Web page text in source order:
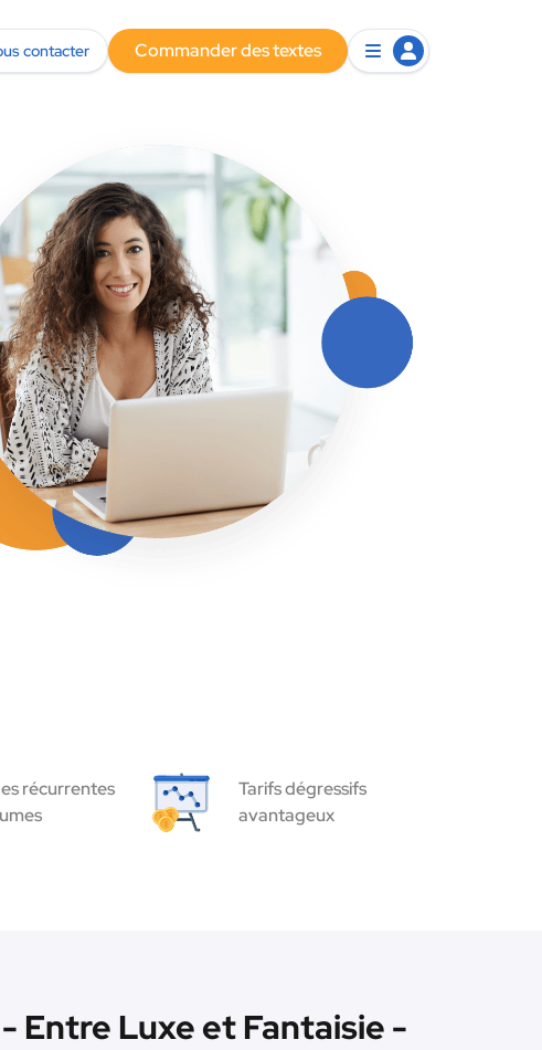
contacter Commander des textes
récurrentes
Tarifs dégressifs
avantageux
Entre Luxe et Fantaisie -